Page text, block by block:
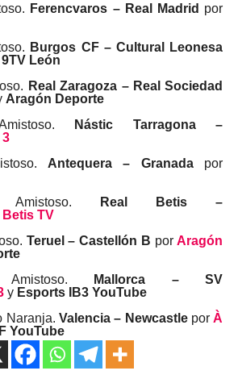
Ferencvaros – Real Madrid por
Burgos CF – Cultural Leonesa
9TV León
Real Zaragoza – Real Sociedad
Aragón Deporte
Nástic Tarragona –
Antequera – Granada por
Amistoso.
Real Betis –
Betis TV
Teruel – Castellón B porAragón
Mallorca – SV
y Esports IB3 YouTube
Naranja. Valencia – Newcastle porÀ
YouTube